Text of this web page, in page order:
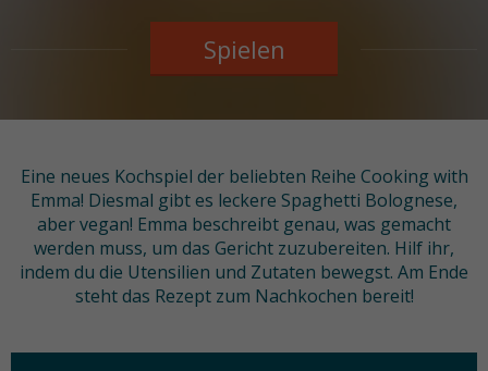
Spielen
Eine neues Kochspiel der beliebten Reihe Cooking with
Emma! Diesmal gibt es leckere Spaghetti Bolognese,
aber vegan! Emma beschreibt genau, was gemacht
werden muss, um das Gericht zuzubereiten. Hilf ihr,
indem du die Utensilien und Zutaten bewegst. Am Ende
steht das Rezept zum Nachkochen bereit!